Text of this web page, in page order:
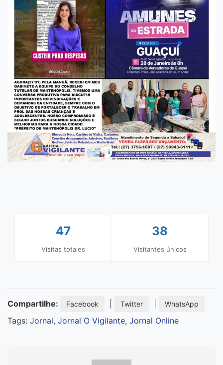
47
Visitas totales
38
Visitantes únicos
Compartilhe: Facebook Twitter WhatsApp
Tags: Jornal, Jornal O Vigilante, Jornal Online